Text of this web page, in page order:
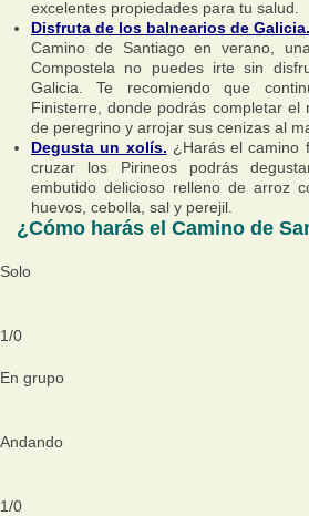
excelentes propiedades para tu salud.
Disfruta de los balnearios de Galicia.
Camino de Santiago en verano,
Compostela no puedes irte sin
Galicia. Te recomiendo que
Finisterre, donde podrás completar
de peregrino y arrojar sus cenizas al
Degusta un xolís. ¿Harás el camino
cruzar los Pirineos podrás
embutido delicioso relleno de arroz
huevos, cebolla, sal y perejil.
¿Cómo harás el Camino de
Solo
1/0
En grupo
Andando
1/0